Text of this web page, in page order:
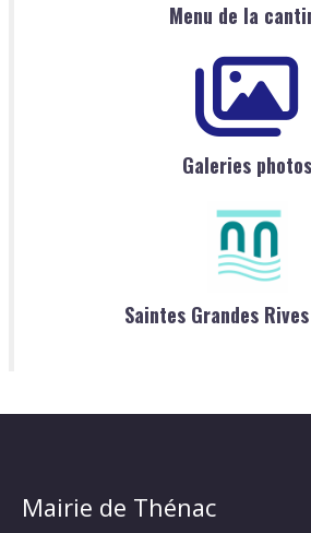
Menu de la
Galeries photos
Saintes Grandes
Mairie de Thénac